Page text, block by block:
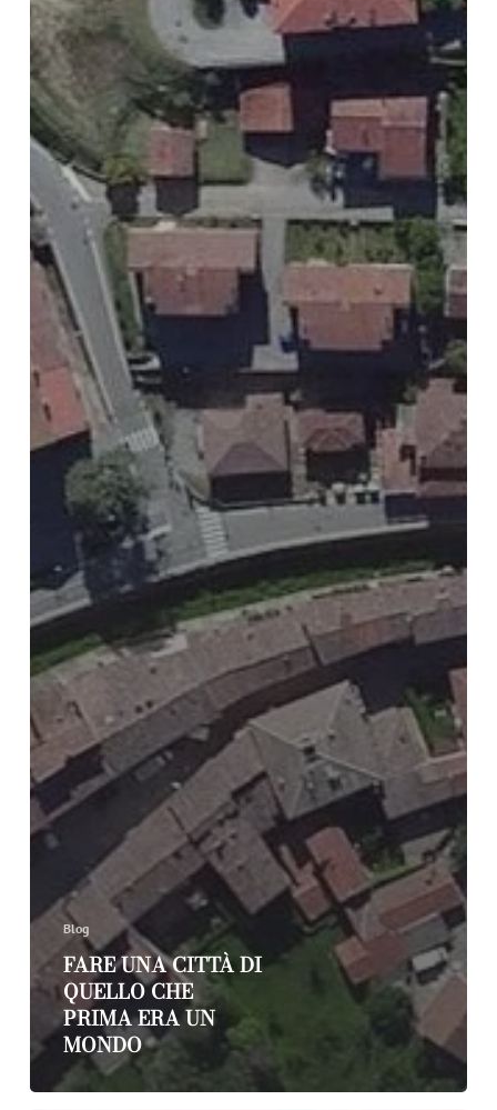
Blog
FARE UNA CITTÀ DI
QUELLO CHE
PRIMA ERA UN
MONDO